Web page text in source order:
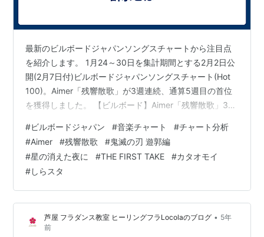
最新のビルボードジャパンソングスチャートから注目点
を紹介します。 1月24～30日を集計期間とする2月2日公
開(2月7日付)ビルボードジャパンソングスチャート(Hot
100)。Aimer「残響散歌」が3週連続、通算5週目の首位
を獲得しました。 【ビルボード】Aimer「残響散歌」3週
ャンプアップ https://t.co/nYgKBsTrmo
pic.twitter.com/IYXo7DAi1D — Billboard JAPAN
(@Billboard_JAPAN) 2022年2月2日
#ビルボードジャパン #音楽チャート #チャート分析
#Aimer #残響散歌 #鬼滅の刃 遊郭編
#星の消えた夜に #THE FIRST TAKE #カタオモイ
#しらスタ
芦屋 フラダンス教室 ヒーリングフラLocolaのブログ • 5年
前